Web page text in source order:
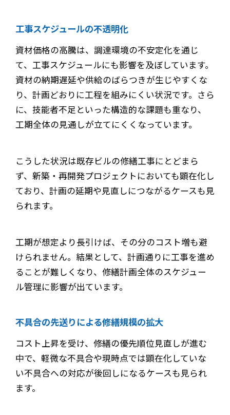
工事スケジュールの不透明化
資材価格の高騰は、調達環境の不安定化を通じ
て、工事スケジュールにも影響を及ぼしています。
資材の納期遅延や供給のばらつきが生じやすくな
り、計画どおりに工程を組みにくい状況です。さら
に、技能者不足といった構造的な課題も重なり、
工期全体の見通しが立てにくくなっています。
こうした状況は既存ビルの修繕工事にとどまら
ず、新築・再開発プロジェクトにおいても顕在化し
ており、計画の延期や見直しにつながるケースも見
られます。
工期が想定より長引けば、その分のコスト増も避
けられません。結果として、計画通りに工事を進め
ることが難しくなり、修繕計画全体のスケジュー
ル管理に影響が出ています。
不具合の先送りによる修繕規模の拡大
コスト上昇を受け、修繕の優先順位見直しが進む
中で、軽微な不具合や現時点では顕在化していな
い不具合への対応が後回しになるケースも見られ
ます。